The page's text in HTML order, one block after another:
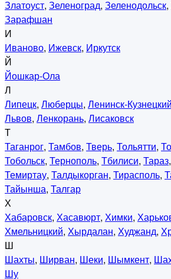
Златоуст, Зеленоград, Зеленодольск,
Зарафшан
И
Иваново, Ижевск, Иркутск
Й
Йошкар-Ола
Л
Липецк, Люберцы, Ленинск-Кузнецкий
Львов, Ленкорань, Лисаковск
Т
Таганрог, Тамбов, Тверь, Тольятти,
Тобольск, Тернополь, Тбилиси, Тараз,
Темиртау, Талдыкорган, Тирасполь,
Тайынша, Талгар
Х
Хабаровск, Хасавюрт, Химки,
Хмельницкий, Хырдалан, Худжанд,
Ш
Шахты, Ширван, Шеки, Шымкент,
Шу